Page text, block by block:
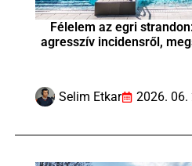
Félelem az egri
agresszív incidensről,
Selim Etkar 2026. 06.